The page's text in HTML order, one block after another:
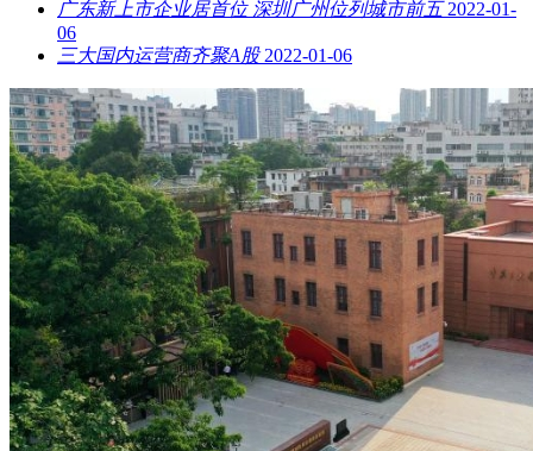
广东新上市企业居首位 深圳广州位列城市前五 2022-01-
06
三大国内运营商齐聚A股 2022-01-06